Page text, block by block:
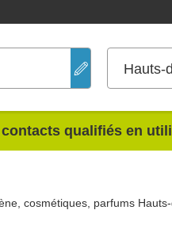
Hauts-
qualifiés en
cosmétiques, parfums